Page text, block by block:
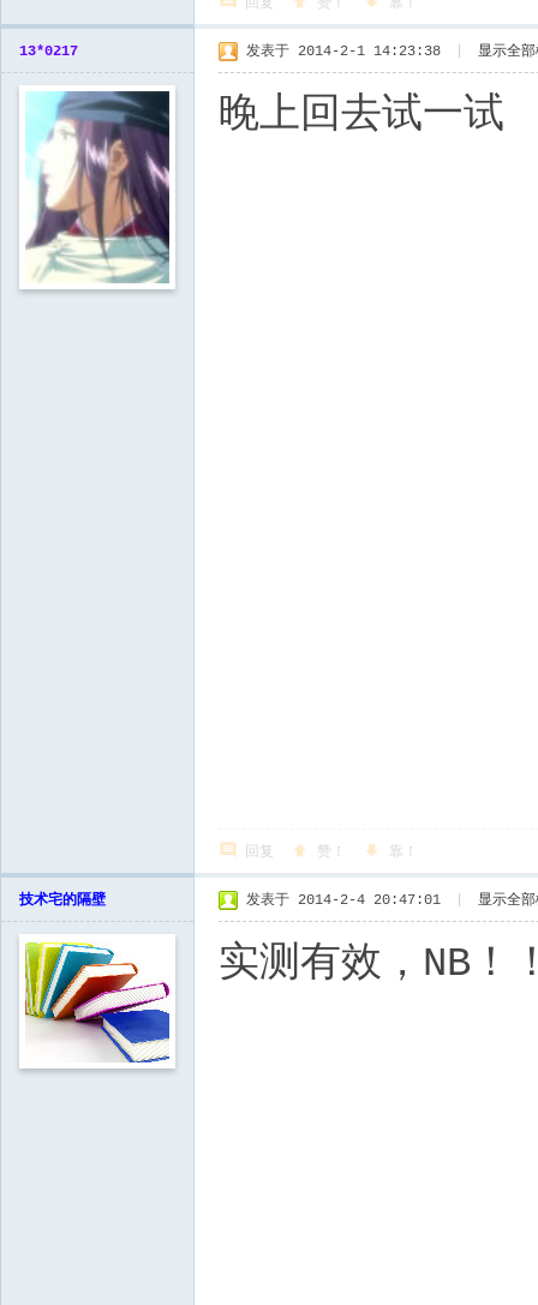
回复 赞！ 靠！
13*0217 发表于 2014-2-1 14:23:38 显示全
晚上回去试一试
回复 赞！ 靠！
技术宅的隔壁 发表于 2014-2-4 20:47:01 显示全
实测有效，NB！